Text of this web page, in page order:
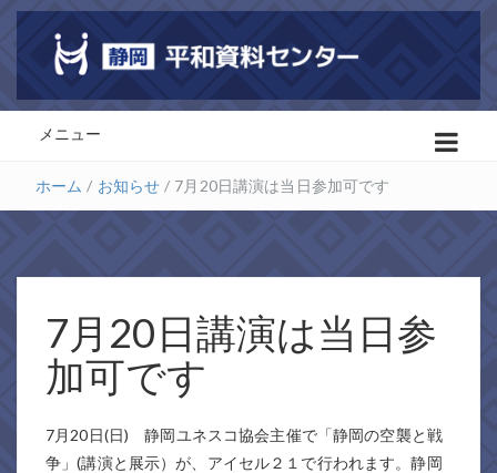
メニュー
ホーム / お知らせ / 7月20日講演は当日参加可です
7月20日講演は当日参
加可です
7月20日(日) 静岡ユネスコ協会主催で「静岡の空襲と戦
争」(講演と展示）が、アイセル２１で行われます。静岡